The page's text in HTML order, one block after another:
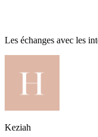
Les échanges avec les
Keziah